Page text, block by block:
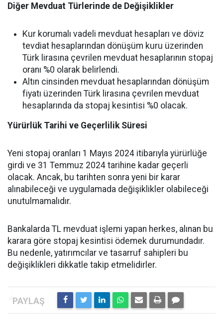
Diğer Mevduat Türlerinde de Değişiklikler
Kur korumalı vadeli mevduat hesapları ve döviz
tevdiat hesaplarından dönüşüm kuru üzerinden
Türk lirasına çevrilen mevduat hesaplarının stopaj
oranı %0 olarak belirlendi.
Altın cinsinden mevduat hesaplarından dönüşüm
fiyatı üzerinden Türk lirasına çevrilen mevduat
hesaplarında da stopaj kesintisi %0 olacak.
Yürürlük Tarihi ve Geçerlilik Süresi
Yeni stopaj oranları 1 Mayıs 2024 itibarıyla yürürlüğe
girdi ve 31 Temmuz 2024 tarihine kadar geçerli
olacak. Ancak, bu tarihten sonra yeni bir karar
alınabileceği ve uygulamada değişiklikler olabileceği
unutulmamalıdır.
Bankalarda TL mevduat işlemi yapan herkes, alınan bu
karara göre stopaj kesintisi ödemek durumundadır.
Bu nedenle, yatırımcılar ve tasarruf sahipleri bu
değişiklikleri dikkatle takip etmelidirler.